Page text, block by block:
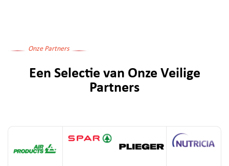
Onze Partners
Een Selectie van Onze Veilige
Partners